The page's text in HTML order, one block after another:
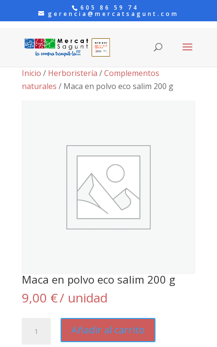
605 86 59 74
gerencia@mercatsagunt.com
Inicio / Herboristería /Complementos
naturales / Maca en polvo eco salim 200 g
Maca en polvo eco salim 200 g
9,00 €/ unidad
Añadir al carrito